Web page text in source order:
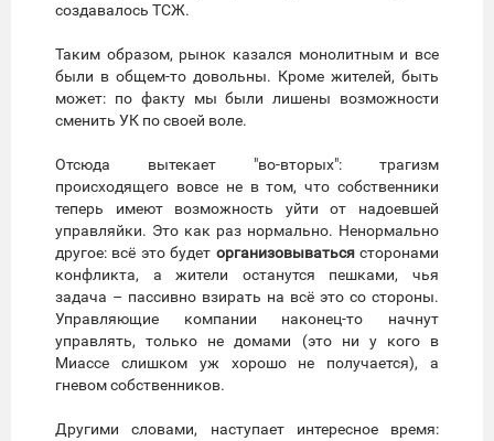
создавалось ТСЖ.
Таким образом, рынок казался монолитным и все
были в общем-то довольны. Кроме жителей, быть
может: по факту мы были лишены возможности
сменить УК по своей воле.
Отсюда вытекает "во-вторых": трагизм
происходящего вовсе не в том, что собственники
теперь имеют возможность уйти от надоевшей
управляйки. Это как раз нормально. Ненормально
другое: всё это будет организовыватьсясторонами
конфликта, а жители останутся пешками, чья
задача – пассивно взирать на всё это со стороны.
Управляющие компании наконец-то начнут
управлять, только не домами (это ни у кого в
Миассе слишком уж хорошо не получается), а
гневом собственников.
Другими словами, наступает интересное время: